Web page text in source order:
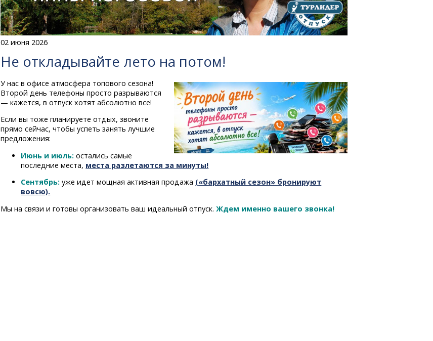
02 июня 2026
Не откладывайте лето на потом!
У нас в офисе атмосфера топового сезона!
Второй день телефоны просто разрываются
— кажется, в отпуск хотят абсолютно все!
Если вы тоже планируете отдых, звоните
прямо сейчас, чтобы успеть занять лучшие
предложения:
Июнь и июль: остались самые
последние места, места разлетаются за минуты!
Сентябрь: уже идет мощная активная продажа («бархатный сезон» бронируют
вовсю).
Мы на связи и готовы организовать ваш идеальный отпуск.Ждем именно вашего звонка!